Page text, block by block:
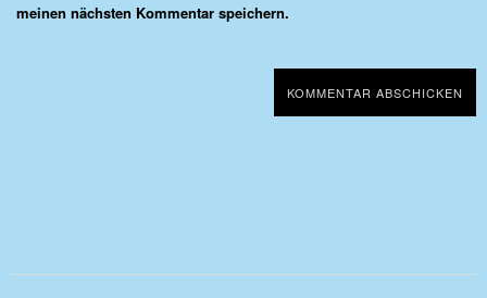
meinen nächsten Kommentar speichern.